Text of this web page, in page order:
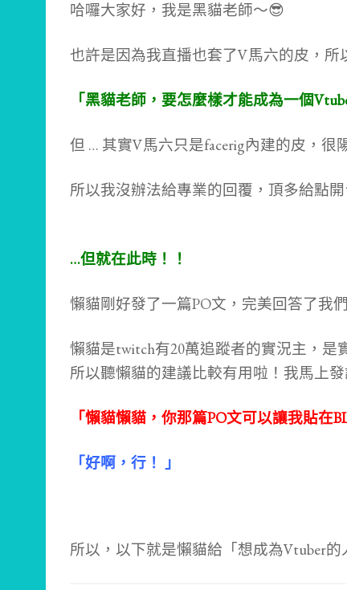
哈囉大家好，我是黑貓老師～😎
也許是因為我直播也套了V馬六的皮，所
「黑貓老師，要怎麼樣才能成為一個
但 … 其實V馬六只是facerig內建的皮，很
所以我沒辦法給專業的回覆，頂多給點
…但就在此時！！
懶貓剛好發了一篇PO文，完美回答了我
懶貓是twitch有20萬追蹤者的實況主，是
所以聽懶貓的建議比較有用啦！我馬上
「懶貓懶貓，你那篇PO文可以讓我貼在
「好啊，行！ 」
所以，以下就是懶貓給「想成為Vtuber的